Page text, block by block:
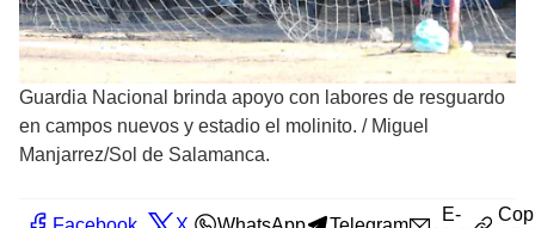
Guardia Nacional brinda apoyo con labores de resguardo
en campos nuevos y estadio el molinito. / Miguel
Manjarrez/Sol de Salamanca.
E-